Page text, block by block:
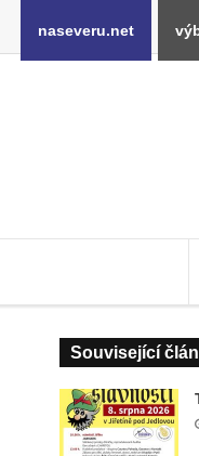
naseveru.net
Související